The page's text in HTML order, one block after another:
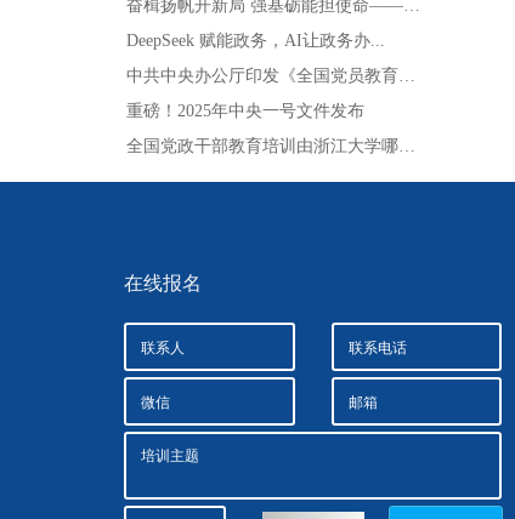
DeepSeek 赋能政务，AI让政务办...
重磅！2025年中央一号文件发布
在线报名